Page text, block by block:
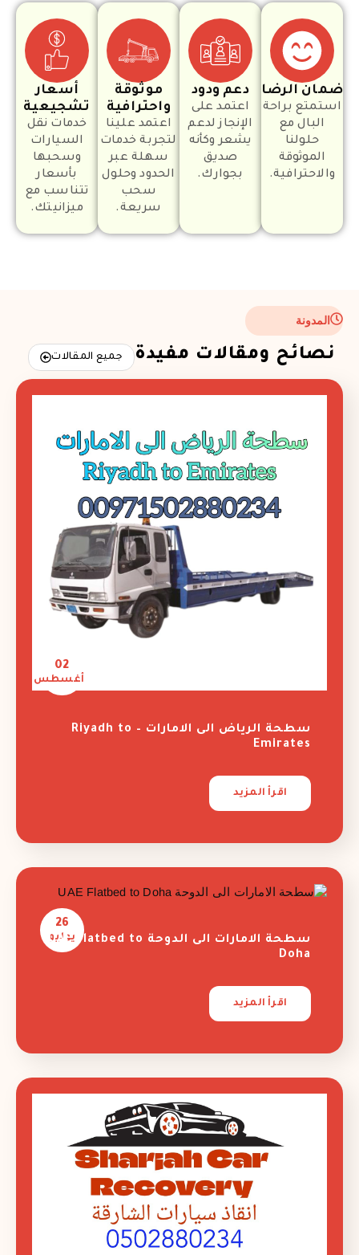
أسعار
تشجيعية
خدمات نقل
السيارات
وسحبها
بأسعار
تتناسب مع
ميزانيتك.
موثوقة
واحترافية
اعتمد علينا
لتجربة خدمات
سهلة عبر
الحدود وحلول
سحب
سريعة.
دعم ودود
اعتمد على
الإنجاز لدعم
يشعر وكأنه
صديق
بجوارك.
ضمان الرضا
استمتع براحة
البال مع
حلولنا
الموثوقة
والاحترافية.
المدونة
نصائح ومقالات مفيدة جميع المقالات
02
أغسطس
سطحة الرياض الى الامارات – Riyadh to
Emirates
اقرأ المزيد
26
يوليو
سطحة الامارات الى الدوحة UAE Flatbed to
Doha
اقرأ المزيد